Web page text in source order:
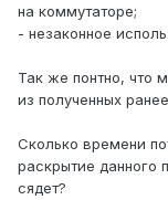
на коммутаторе;
- незаконное
Так же понтно, что
из полученных
Сколько времени
раскрытие данного
сядет?